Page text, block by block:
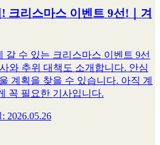
크리스마스 이벤트 9선!｜겨
갈 수 있는 크리스마스 이벤트 9선
와 추위 대책도 소개합니다. 안심
계획을 찾을 수 있습니다. 아직 계
꼭 필요한 기사입니다.
: 2026.05.26